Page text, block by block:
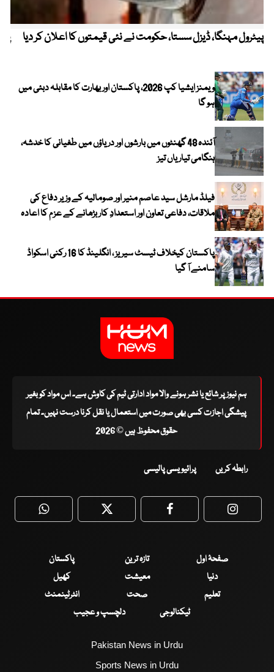
پیٹرول مہنگا، ڈیزل سستا، حکومت نے نئی قیمتوں کا اعلان کر دیا
ویمنز ایشیا کپ 2026، پاکستان اور بھارت کا مقابلہ دبئی میں
ہو گا
آئندہ 48 گھنٹوں میں بارشوں اور دریاؤں میں طغیانی کا خدشہ،
ہنگامی تیاریاں تیز
فیلڈ مارشل سید عاصم منیر اور صومالیہ کے وزیر دفاع کی
ملاقات، دفاعی تعاون اور استعدادِ کار بڑھانے کے عزم کا اعادہ
پاکستان کیخلاف ٹیسٹ سیریز ، انگلینڈ کا 16 رکنی اسکواڈ
سامنے آ گیا
ہم نیوز پر شائع یا نشر ہونے والا مواد ادارتی ٹیم کی کاوش ہے۔ اس مواد کو بغیر
پیشگی اجازت کسی بھی صورت میں استعمال یا نقل کرنا درست نہیں۔ تمام
حقوق محفوظ ہیں © 2026
رابطہ کریں پرائیویسی پالیسی
WhatsApp Twitter Facebook
صفحۂ اول تازہ ترین
پاکستان
دنیا
معیشت
کھیل
تعلیم
صحت
انٹرٹینمنٹ
ٹیکنالوجی
دلچسپ و عجیب
Pakistan News in Urdu
Sports News in Urdu